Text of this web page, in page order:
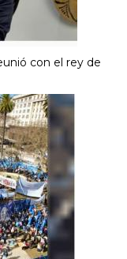
con el rey de